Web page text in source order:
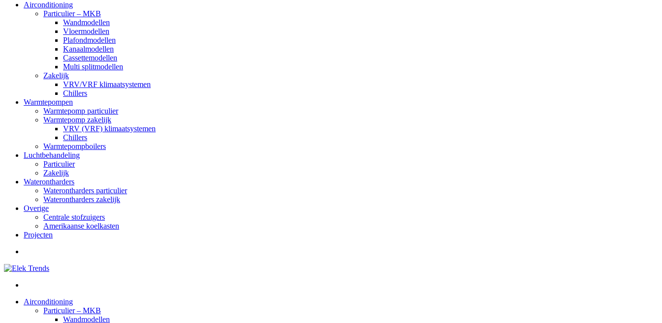
Airconditioning
Particulier – MKB
Wandmodellen
Vloermodellen
Plafondmodellen
Kanaalmodellen
Cassettemodellen
Multi splitmodellen
Zakelijk
VRV/VRF klimaatsystemen
Chillers
Warmtepompen
Warmtepomp particulier
Warmtepomp zakelijk
VRV (VRF) klimaatsystemen
Chillers
Warmtepompboilers
Luchtbehandeling
Particulier
Zakelijk
Waterontharders
Waterontharders particulier
Waterontharders zakelijk
Overige
Centrale stofzuigers
Amerikaanse koelkasten
Projecten
Airconditioning
Particulier – MKB
Wandmodellen